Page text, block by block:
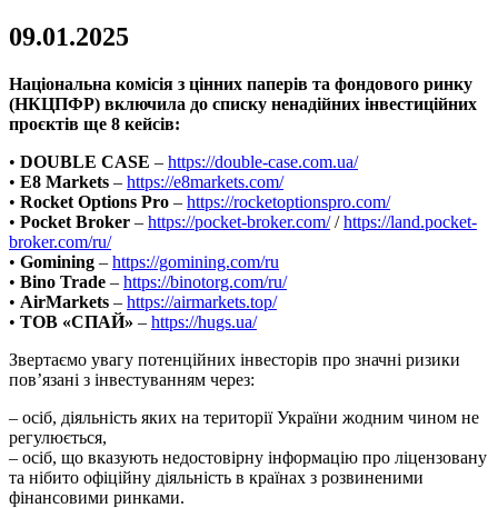
09.01.2025
Національна комісія з цінних паперів та фондового ринку
(НКЦПФР) включила до списку ненадійних інвестиційних
проєктів ще 8 кейсів:
• DOUBLE CASE – https://double-case.com.ua/
• E8 Markets – https://e8markets.com/
• Rocket Options Pro – https://rocketoptionspro.com/
• Pocket Broker – https://pocket-broker.com//https://land.pocket-
broker.com/ru/
• Gomining – https://gomining.com/ru
• Bino Trade – https://binotorg.com/ru/
• AirMarkets – https://airmarkets.top/
• ТОВ «СПАЙ» – https://hugs.ua/
Звертаємо увагу потенційних інвесторів про значні ризики
пов’язані з інвестуванням через:
– осіб, діяльність яких на території України жодним чином не
регулюється,
– осіб, що вказують недостовірну інформацію про ліцензовану
та нібито офіційну діяльність в країнах з розвиненими
фінансовими ринками.